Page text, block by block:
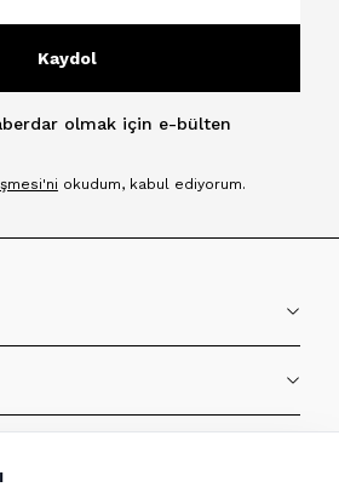
Kaydol
olmak için e-bülten
okudum, kabul ediyorum.